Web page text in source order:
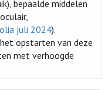
bepaalde middelen
juli 2024).
opstarten van deze
met verhoogde